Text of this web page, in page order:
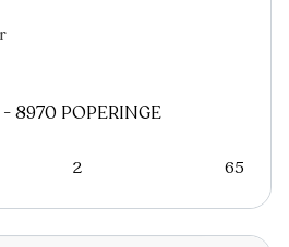
8970 POPERINGE
2 65